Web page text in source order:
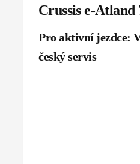
Crussis e-Atland
Pro aktivní jezdce:
český servis